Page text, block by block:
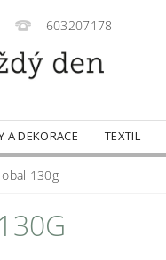
603207178
A DEKORACE TEXTIL
130g